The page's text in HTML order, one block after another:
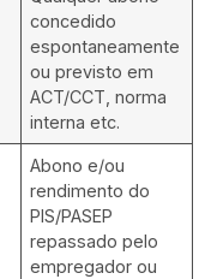
concedido
espontaneamente
ou previsto em
ACT/CCT, norma
interna etc.
Abono e/ou
rendimento do
PIS/PASEP
repassado pelo
empregador ou